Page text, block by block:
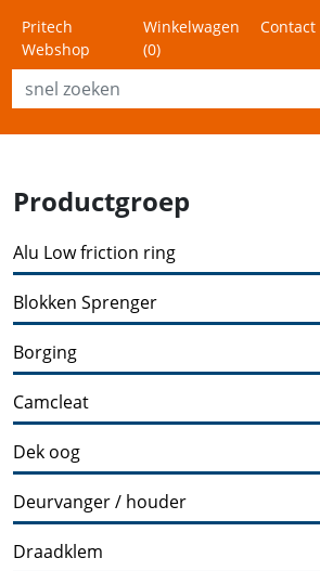
Pritech
Webshop
Winkelwagen
(0)
Contact
Productgroep
Alu Low friction ring
Blokken Sprenger
Borging
Camcleat
Dek oog
Deurvanger / houder
Draadklem